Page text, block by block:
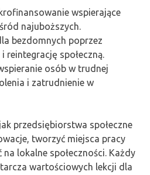
wspierające
najuboższych.
bezdomnych poprzez
reintegrację społeczną.
osób w trudnej
i zatrudnienie w
przedsiębiorstwa społeczne
tworzyć miejsca pracy
na lokalne społeczności. Każdy
wartościowych lekcji dla